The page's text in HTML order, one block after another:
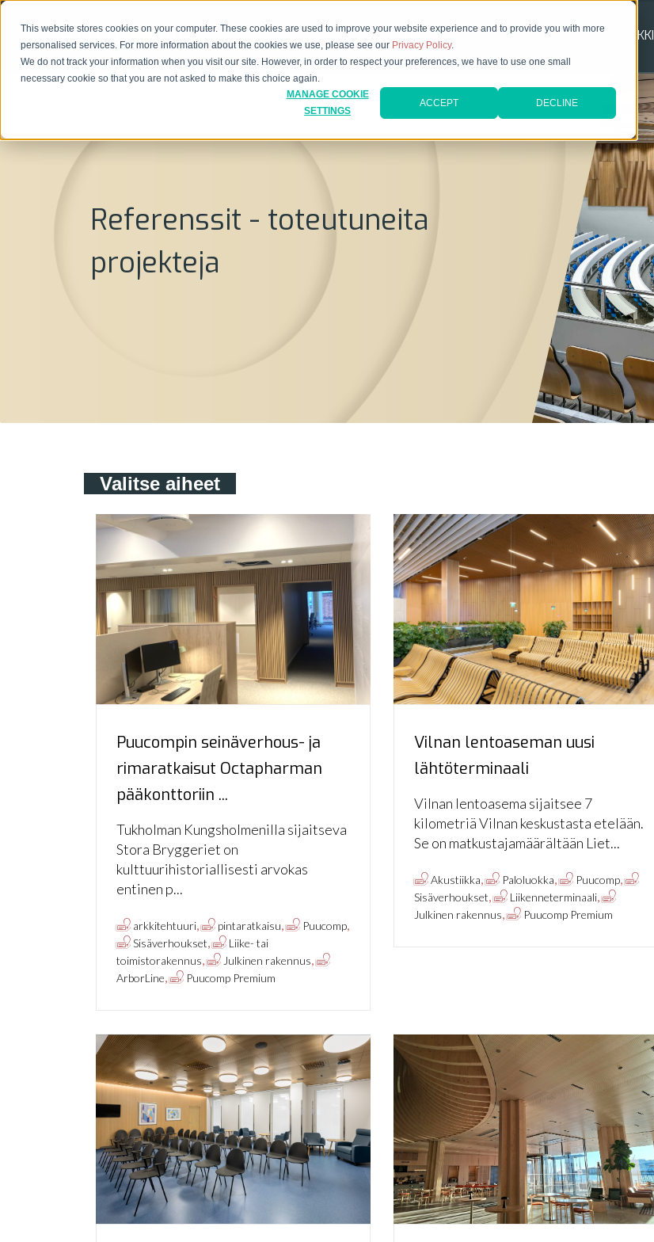
This website stores cookies on your computer. These cookies are used to improve your website experience and to provide you with more
personalised services. For more information about the cookies we use, please see our Privacy Policy.
We do not track your information when you visit our site. However, in order to respect your preferences, we have to use one small
necessary cookie so that you are not asked to make this choice again.
MANAGE COOKIE
SETTINGS
ACCEPT DECLINE
PALVELUT TUOTTEET REFERENSSIT TIETOPANKKI
Referenssit - toteutuneita
projekteja
Valitse aiheet
Puucompin seinäverhous- ja
rimaratkaisut Octapharman
pääkonttoriin ...
Tukholman Kungsholmenilla sijaitseva
Stora Bryggeriet on
kulttuurihistoriallisesti arvokas
entinen p...
arkkitehtuuri, pintaratkaisu , Puucomp,
Sisäverhoukset ,
Liike- tai
toimistorakennus , Julkinen rakennus ,
ArborLine , Puucomp Premium
Vilnan lentoaseman uusi
lähtöterminaali
Vilnan lentoasema sijaitsee 7
kilometriä Vilnan keskustasta etelään.
Se on matkustajamäärältään Liet...
Akustiikka , Paloluokka , Puucomp ,
Sisäverhoukset , Liikenneterminaali ,
Julkinen rakennus , Puucomp Premium